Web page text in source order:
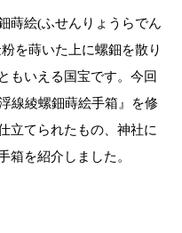
蒔絵(ふせんりょうらでん
を蒔いた上に螺鈿を散り
もいえる国宝です。今回
線綾螺鈿蒔絵手箱』を修
立てられたもの、神社に
箱を紹介しました。